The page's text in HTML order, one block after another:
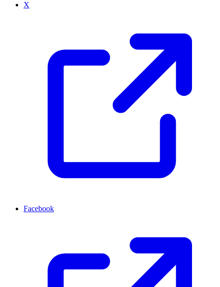
X
Facebook